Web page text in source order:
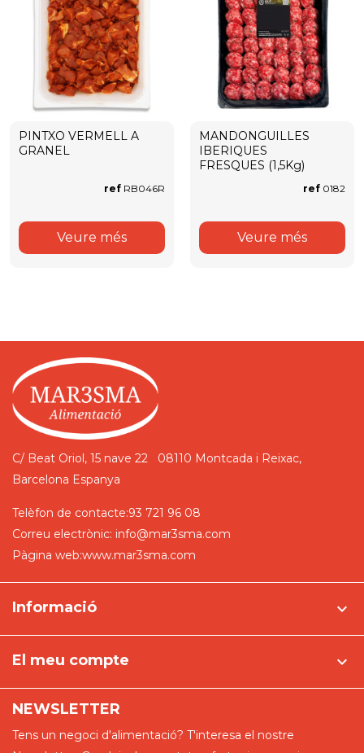
PINTXO VERMELL A
GRANEL
ref RB046R
Veure més
MANDONGUILLES
IBERIQUES
FRESQUES (1,5Kg)
ref 0182
Veure més
C/ Beat Oriol, 15 nave 22
08110 Montcada i Reixac,
Barcelona Espanya
Telèfon de contacte:93 721 96 08
Correu electrònic: info@mar3sma.com
Pàgina web:www.mar3sma.com
Informació 
El meu compte 
NEWSLETTER
Tens un negoci d'alimentació? T'interesa el nostre